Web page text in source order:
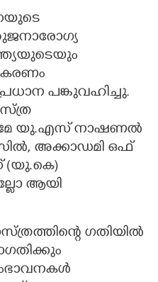
പങ്കുവഹിച്ചു.
യു.എസ് നാഷണൽ
അക്കാഡമി ഒഫ്
(യു.കെ)
ആയി
ഗതിയിൽ